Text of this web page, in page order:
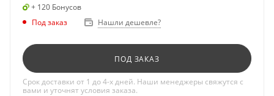
+ 120 Бонусов
Под заказ
Нашли дешевле?
ПОД ЗАКАЗ
Срок доставки от 1 до 4-х дней. Наши менеджеры свяжутся с
вами и уточнят условия заказа.